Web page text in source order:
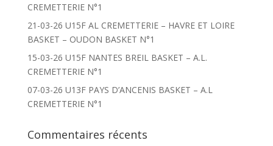
CREMETTERIE N°1
21-03-26 U15F AL CREMETTERIE – HAVRE ET LOIRE
BASKET – OUDON BASKET N°1
15-03-26 U15F NANTES BREIL BASKET – A.L.
CREMETTERIE N°1
07-03-26 U13F PAYS D’ANCENIS BASKET – A.L
CREMETTERIE N°1
Commentaires récents